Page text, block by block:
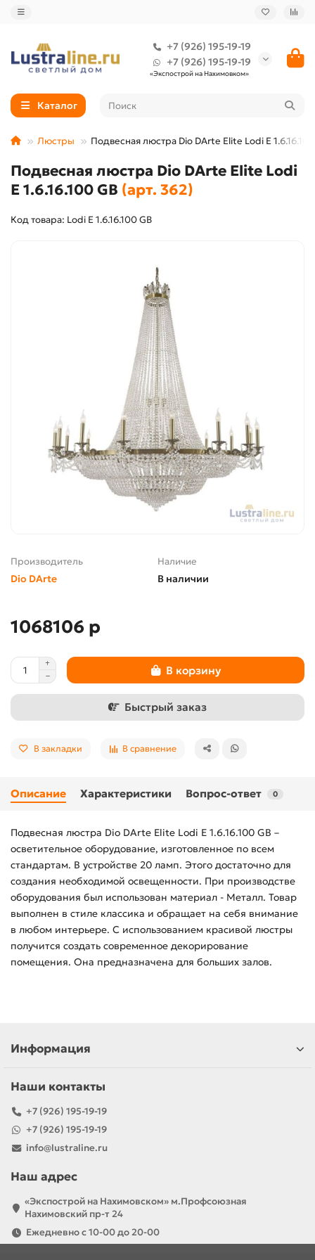
+7 (926) 195-19-19
+7 (926) 195-19-19
«Экспострой на Нахимовком»
Каталог
Люстры Подвесная люстра Dio DArte Elite Lodi E
Подвесная люстра Dio DArte Elite Lodi
E 1.6.16.100 GB (арт. 362)
Код товара: Lodi E 1.6.16.100 GB
Производитель
Dio DArte
Наличие
В наличии
1068106 р
В корзину
Быстрый заказ
В закладки В сравнение
Описание Характеристики Вопрос-ответ 0
Подвесная люстра Dio DArte Elite Lodi E 1.6.16.100 GB –
осветительное оборудование, изготовленное по всем
стандартам. В устройстве 20 ламп. Этого достаточно для
создания необходимой освещенности. При производстве
оборудования был использован материал - Металл. Товар
выполнен в стиле классика и обращает на себя внимание
в любом интерьере. С использованием красивой люстры
получится создать современное декорирование
помещения. Она предназначена для больших залов.
Информация
Наши контакты
+7 (926) 195-19-19
+7 (926) 195-19-19
info@lustraline.ru
Наш адрес
«Экспострой на Нахимовском» м.Профсоюзная
Нахимовский пр-т 24
Ежедневно с 10-00 до 20-00